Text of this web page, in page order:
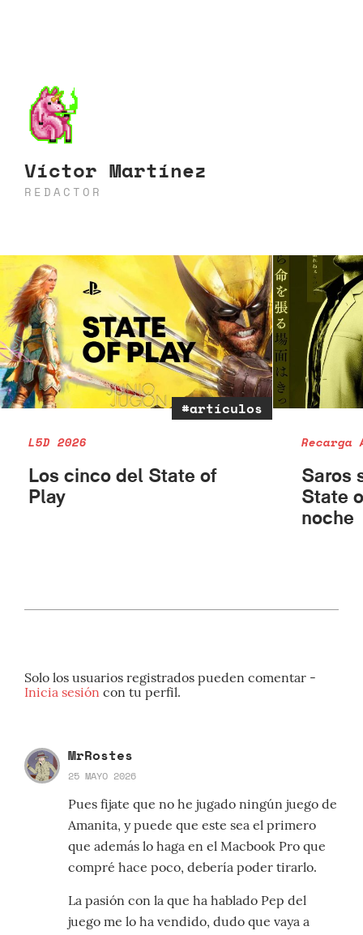
Víctor Martínez
REDACTOR
#artículos
L5D 2026
Los cinco del State of
Play
Recarga
Saros
State
noche
Solo los usuarios registrados pueden comentar -
Inicia sesión con tu perfil.
MrRostes
25 MAYO 2026
Pues fijate que no he jugado ningún juego de
Amanita, y puede que este sea el primero
que además lo haga en el Macbook Pro que
compré hace poco, debería poder tirarlo.
La pasión con la que ha hablado Pep del
juego me lo ha vendido, dudo que vaya a